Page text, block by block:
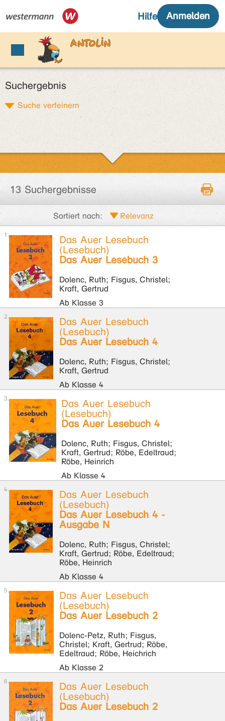
Suchergebnis
Suche verfeinern
13 Suchergebnisse
Sortiert nach:
Das Auer Lesebuch
(Lesebuch)
Das Auer Lesebuch 3
Dolenc, Ruth; Fisgus, Christel;
Kraft, Gertrud
Ab Klasse 3
Das Auer Lesebuch
(Lesebuch)
Das Auer Lesebuch 4
Dolenc, Ruth; Fisgus, Christel;
Kraft, Gertrud
Ab Klasse 4
Das Auer Lesebuch
(Lesebuch)
Das Auer Lesebuch 4
Dolenc, Ruth; Fisgus, Christel;
Kraft, Gertrud; Röbe, Edeltraud;
Röbe, Heinrich
Ab Klasse 4
Das Auer Lesebuch
(Lesebuch)
Das Auer Lesebuch 4 -
Ausgabe N
Dolenc, Ruth; Fisgus, Christel;
Kraft, Gertrud; Röbe, Edeltraud;
Röbe, Heinrich
Ab Klasse 4
Das Auer Lesebuch
(Lesebuch)
Das Auer Lesebuch 2
Dolenc-Petz, Ruth; Fisgus,
Christel; Kraft, Gertrud; Röbe,
Edeltraud; Röbe, Heichrich
Ab Klasse 2
Das Auer Lesebuch
(Lesebuch)
Das Auer Lesebuch 2